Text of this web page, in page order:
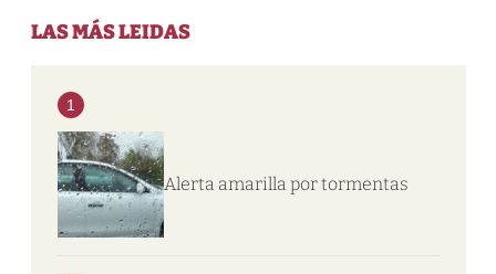
LAS MÁS LEIDAS
1
Alerta amarilla por tormentas